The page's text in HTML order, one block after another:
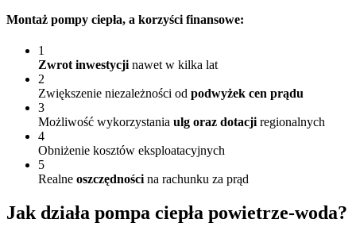
Montaż pompy ciepła, a korzyści finansowe:
1
Zwrot inwestycji nawet w kilka lat
2
Zwiększenie niezależności od podwyżek cen prądu
3
Możliwość wykorzystania ulg oraz dotacji regionalnych
4
Obniżenie kosztów eksploatacyjnych
5
Realne oszczędności na rachunku za prąd
Jak działa pompa ciepła powietrze-woda?